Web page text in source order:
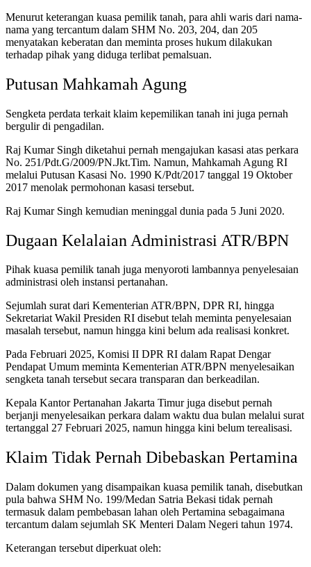
Menurut keterangan kuasa pemilik tanah, para ahli waris dari nama-
nama yang tercantum dalam SHM No. 203, 204, dan 205
menyatakan keberatan dan meminta proses hukum dilakukan
terhadap pihak yang diduga terlibat pemalsuan.
Putusan Mahkamah Agung
Sengketa perdata terkait klaim kepemilikan tanah ini juga pernah
bergulir di pengadilan.
Raj Kumar Singh diketahui pernah mengajukan kasasi atas perkara
No. 251/Pdt.G/2009/PN.Jkt.Tim. Namun, Mahkamah Agung RI
melalui Putusan Kasasi No. 1990 K/Pdt/2017 tanggal 19 Oktober
2017 menolak permohonan kasasi tersebut.
Raj Kumar Singh kemudian meninggal dunia pada 5 Juni 2020.
Dugaan Kelalaian Administrasi ATR/BPN
Pihak kuasa pemilik tanah juga menyoroti lambannya penyelesaian
administrasi oleh instansi pertanahan.
Sejumlah surat dari Kementerian ATR/BPN, DPR RI, hingga
Sekretariat Wakil Presiden RI disebut telah meminta penyelesaian
masalah tersebut, namun hingga kini belum ada realisasi konkret.
Pada Februari 2025, Komisi II DPR RI dalam Rapat Dengar
Pendapat Umum meminta Kementerian ATR/BPN menyelesaikan
sengketa tanah tersebut secara transparan dan berkeadilan.
Kepala Kantor Pertanahan Jakarta Timur juga disebut pernah
berjanji menyelesaikan perkara dalam waktu dua bulan melalui surat
tertanggal 27 Februari 2025, namun hingga kini belum terealisasi.
Klaim Tidak Pernah Dibebaskan Pertamina
Dalam dokumen yang disampaikan kuasa pemilik tanah, disebutkan
pula bahwa SHM No. 199/Medan Satria Bekasi tidak pernah
termasuk dalam pembebasan lahan oleh Pertamina sebagaimana
tercantum dalam sejumlah SK Menteri Dalam Negeri tahun 1974.
Keterangan tersebut diperkuat oleh: